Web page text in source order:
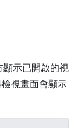
顯示已開啟的視
視畫面會顯示